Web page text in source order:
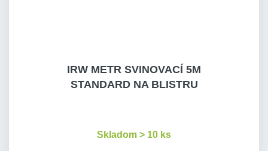
IRW METR SVINOVACÍ 5M
STANDARD NA BLISTRU
Skladom > 10 ks